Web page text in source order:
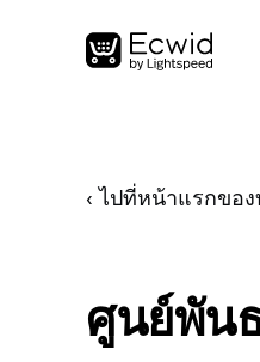
‹ ไปที่หน้าแรกขอ
ศูนย์พัน